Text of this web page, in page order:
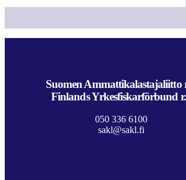
Suomen Ammattikalastajaliitto
Finlands Yrkesfiskarförbund
050 336 6100
sakl@sakl.fi